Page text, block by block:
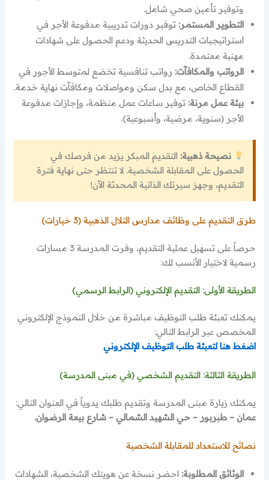
وتوفير تأمين صحي شامل.
التطوير المستمر: توفير دورات تدريبية مدفوعة الأجر في
استراتيجيات التدريس الحديثة ودعم الحصول على شهادات
مهنية معتمدة.
الرواتب والمكافآت: رواتب تنافسية تخضع لمتوسط الأجور في
القطاع الخاص، مع بدل سكن ومواصلات ومكافآت نهاية خدمة.
بيئة عمل مرنة: توفير ساعات عمل منظمة، وإجازات مدفوعة
الأجر (سنوية، مرضية، وأسبوعية).
نصيحة ذهبية: التقديم المبكر يزيد من فرصك في
الحصول على المقابلة الشخصية. لا تنتظر حتى نهاية فترة
التقديم، وجهز سيرتك الذاتية المحدثة الآن!
طرق التقديم على وظائف مدارس التلال الذهبية (3 خيارات)
حرصاً على تسهيل عملية التقديم، وفرت المدرسة 3 مسارات
رسمية لاختيار الأنسب لك:
الطريقة الأولى: التقديم الإلكتروني (الرابط الرسمي)
يمكنك تعبئة طلب التوظيف مباشرة من خلال النموذج الإلكتروني
المخصص عبر الرابط التالي:
اضغط هنا لتعبئة طلب التوظيف الإلكتروني
الطريقة الثالثة: التقديم الشخصي (في مبنى المدرسة)
يمكنك زيارة مبنى المدرسة وتقديم طلبك يدوياً في العنوان التالي:
عمان – طبربور – حي الشهيد الشمالي – شارع بيعة الرضوان.
نصائح للاستعداد للمقابلة الشخصية
الوثائق المطلوبة: احضر نسخة عن هويتك الشخصية، الشهادات